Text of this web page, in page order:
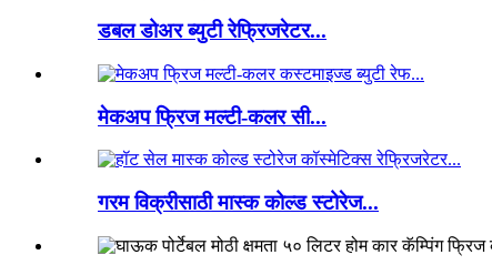
डबल डोअर ब्युटी रेफ्रिजरेटर...
मेकअप फ्रिज मल्टी-कलर सी...
गरम विक्रीसाठी मास्क कोल्ड स्टोरेज...